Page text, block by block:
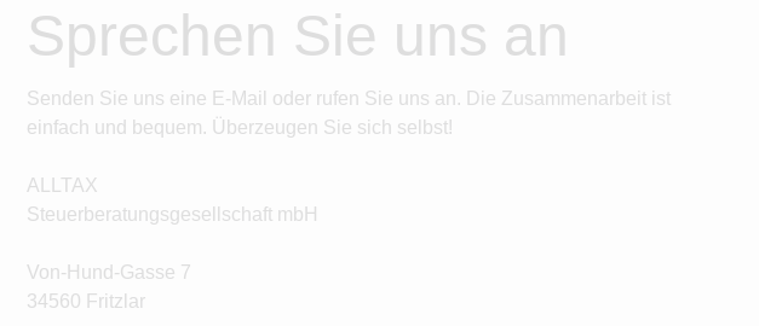
Sprechen Sie uns an
Senden Sie uns eine E-Mail oder rufen Sie uns an. Die Zusammenarbeit ist
einfach und bequem. Überzeugen Sie sich selbst!
ALLTAX
Steuerberatungsgesellschaft mbH
Von-Hund-Gasse 7
34560 Fritzlar